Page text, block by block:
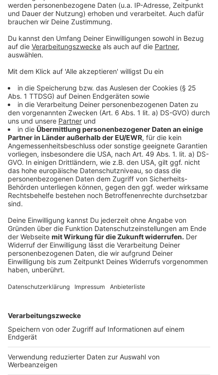
Das Gefühl, dass mein Leben einen Sinn hat – oh, wie
schön!
Im Urlaub hat man fantastisch Zeit, mal darüber
nachzudenken. Ein bisschen zu philosophieren.
Es gibt in den USA eine Firma namens Alcor Life
Extension. Die haben Leute eingefroren – mit der Idee,
dass sie nach dem Tod irgendwann wieder aufgetaut
werden.
Ich finde das völlig absurd, total gaga.
Wenn wir wirklich unendlich lange leben könnten,
würde doch jeder Urlaub irgendwann seinen Wert
verlieren.
Urlaub ist gerade deswegen besonders, weil wir nicht
unendlich viele davon haben.
Nur dadurch ist es eine tolle, erinnerungswürdige Zeit.
Ich finde es ganz, ganz wichtig, zwischendurch im
Leben mal rauszuzoomen und die großen Fragen zu
Sternenhimmel in den Pyrenäen, den Cevennen oder in
Von mir aus aber auch einfach in Castrop-Rauxel, wenn
im Sommer mal ein bisschen weniger los ist.
Anzeige